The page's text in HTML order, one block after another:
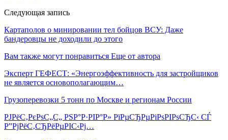
Следующая запись
Картаполов о минировании тел бойцов ВСУ: Даже
бандеровцы не доходили до этого
Вам также могут понравиться Еще от автора
Эксперт ГЕФЕСТ: «Энергоэффективность для застройщиков
не является основополагающим…
Грузоперевозки 5 тонн по Москве и регионам России
РЈРёС‚РєРѕС„С„ РЅР°Р·РІР°Р» РїРµСЂРµРіРѕРІРѕСЂС‹ СЃ
Р”РјРёС‚СЂРёРµРІС‹Рј…